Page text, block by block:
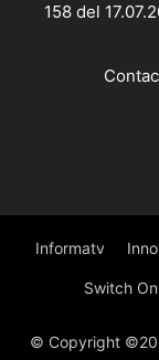
158 del
Informatv
Switch On
© Copyright